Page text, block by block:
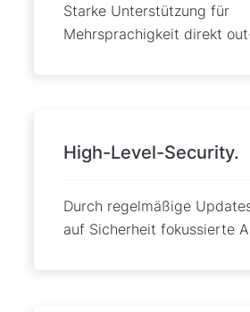
Starke Unterstützung für
Mehrsprachigkeit direkt
High-Level-Security.
Durch regelmäßige
auf Sicherheit fokussierte